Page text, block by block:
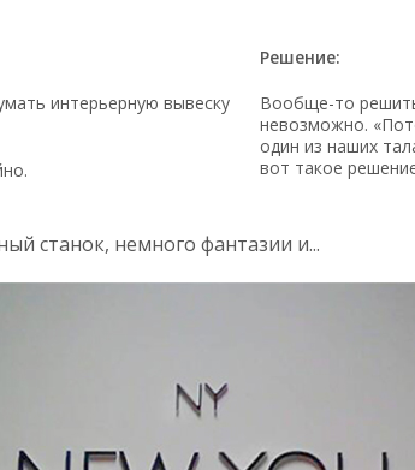
интерьерную вывеску
Решение:
Вообще-то
невозможно.
один из наших
вот такое
станок, немного фантазии и...